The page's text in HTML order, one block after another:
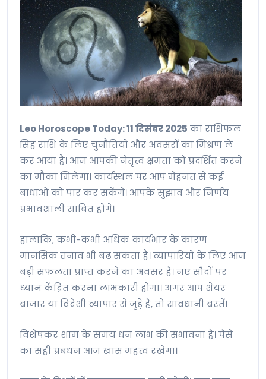
Leo Horoscope Today: 11 दिसंबर 2025 का राशिफल
सिंह राशि के लिए चुनौतियों और अवसरों का मिश्रण ले
कर आया है। आज आपकी नेतृत्व क्षमता को प्रदर्शित करने
का मौका मिलेगा। कार्यस्थल पर आप मेहनत से कई
बाधाओं को पार कर सकेंगे। आपके सुझाव और निर्णय
प्रभावशाली साबित होंगे।
हालांकि, कभी-कभी अधिक कार्यभार के कारण
मानसिक तनाव भी बढ़ सकता है। व्यापारियों के लिए आज
बड़ी सफलता प्राप्त करने का अवसर है। नए सौदों पर
ध्यान केंद्रित करना लाभकारी होगा। अगर आप शेयर
बाजार या विदेशी व्यापार से जुड़े हैं, तो सावधानी बरतें।
विशेषकर शाम के समय धन लाभ की संभावना है। पैसे
का सही प्रबंधन आज खास महत्व रखेगा।